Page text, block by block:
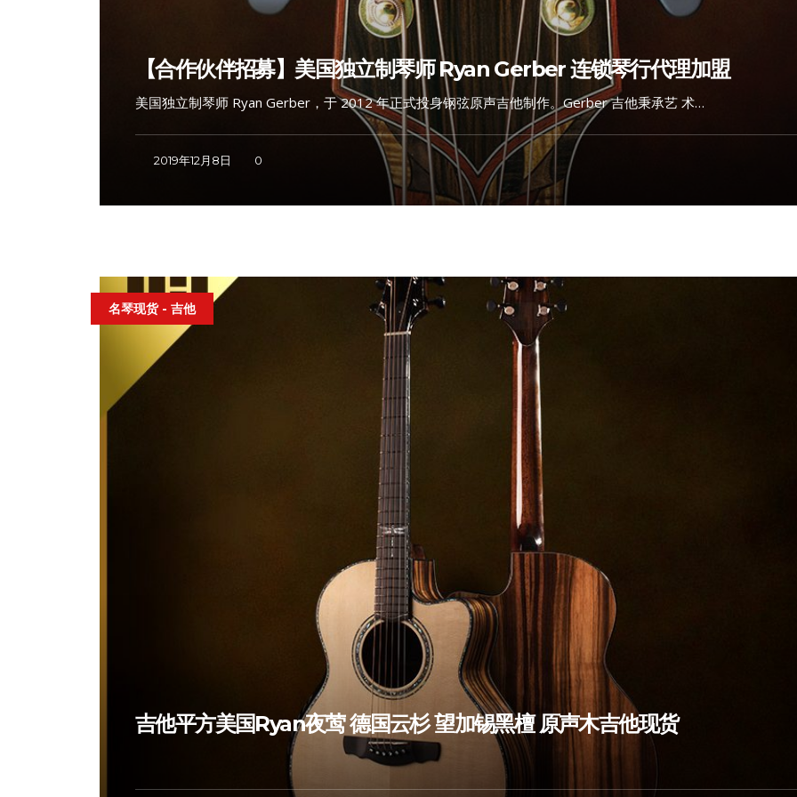
【合作伙伴招募】美国独立制琴师 Ryan Gerber 连锁琴行代理加盟
美国独立制琴师 Ryan Gerber，于 2012 年正式投身钢弦原声吉他制作。Gerber 吉他秉承艺 术…
2019年12月8日 0
名琴现货 - 吉他
吉他平方美国Ryan夜莺 德国云杉 望加锡黑檀 原声木吉他现货